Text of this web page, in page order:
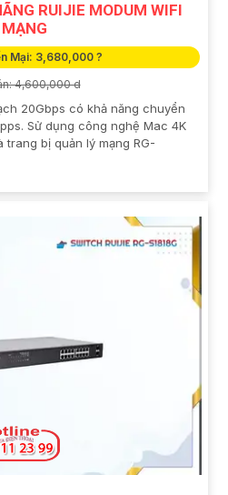
RUIJIE MODUM WIFI
MẠNG
Mại: 3,680,000 ?
4,600,000 d
20Gbps có khả năng chuyển
Sử dụng công nghệ Mac 4K
trang bị quản lý mạng RG-